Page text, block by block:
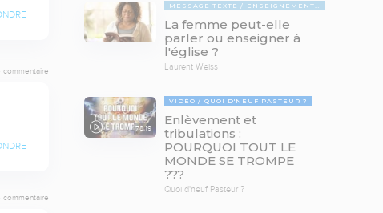
commentaire
commentaire
MESSAGE TEXTE ENSEIGNEMENTS BIBLIQUES
La femme peut-elle
parler ou enseigner à
l'église ?
Laurent Weiss
78:19
VIDÉO QUOI D'NEUF PASTEUR ?
Enlèvement et
tribulations :
POURQUOI TOUT LE
MONDE SE TROMPE
???
Quoi d'neuf Pasteur ?